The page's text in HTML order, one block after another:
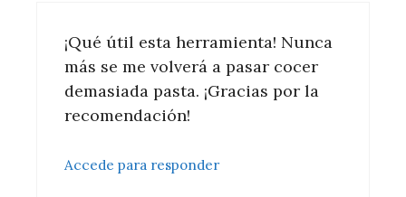
¡Qué útil esta herramienta! Nunca
más se me volverá a pasar cocer
demasiada pasta. ¡Gracias por la
recomendación!
Accede para responder